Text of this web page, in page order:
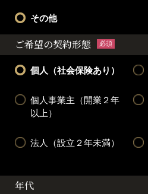
その他
ご希望の契約形態 必須
個人（社会保険あり）
個人事業主（開業２年
以上）
法人（設立２年未満）
年代